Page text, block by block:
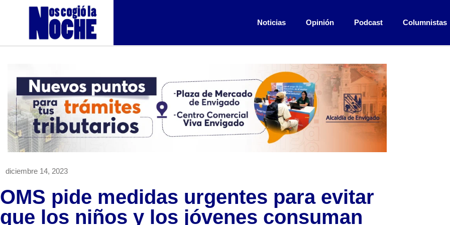
Noticias Opinión Podcast Columnistas
diciembre 14, 2023
OMS pide medidas urgentes para evitar
que los niños y los jóvenes consuman